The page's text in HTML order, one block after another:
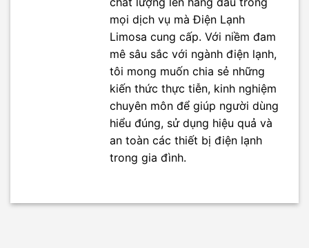
mọi dịch vụ mà Điện Lạnh
Limosa cung cấp. Với niềm đam
mê sâu sắc với ngành điện lạnh,
tôi mong muốn chia sẻ những
kiến thức thực tiễn, kinh nghiệm
chuyên môn để giúp người dùng
hiểu đúng, sử dụng hiệu quả và
an toàn các thiết bị điện lạnh
trong gia đình.